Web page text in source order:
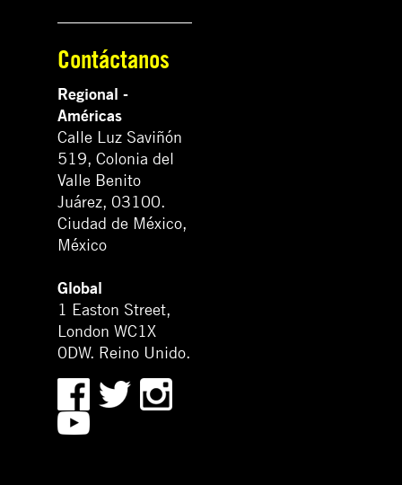
Contáctanos
Regional -
Américas
Calle Luz Saviñón
519, Colonia del
Valle Benito
Juárez, 03100.
Ciudad de México,
México
Global
1 Easton Street,
London WC1X
0DW. Reino Unido.